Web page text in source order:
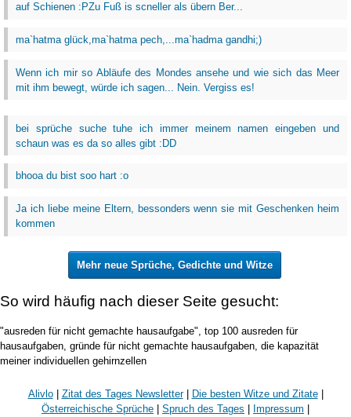
auf Schienen :PZu Fuß is scneller als übern Ber...
ma`hatma glück,ma`hatma pech,...ma`hadma gandhi;)
Wenn ich mir so Abläufe des Mondes ansehe und wie sich das Meer
mit ihm bewegt, würde ich sagen... Nein. Vergiss es!
bei sprüche suche tuhe ich immer meinem namen eingeben und
schaun was es da so alles gibt :DD
bhooa du bist soo hart :o
Ja ich liebe meine Eltern, bessonders wenn sie mit Geschenken heim
kommen
Mehr neue Sprüche, Gedichte und Witze
So wird häufig nach dieser Seite gesucht:
"ausreden für nicht gemachte hausaufgabe", top 100 ausreden für
hausaufgaben, gründe für nicht gemachte hausaufgaben, die kapazität
meiner individuellen gehirnzellen
Alivlo| Zitat des Tages Newsletter| Die besten Witze und Zitate|
Österreichische Sprüche
Spruch des Tages Impressum